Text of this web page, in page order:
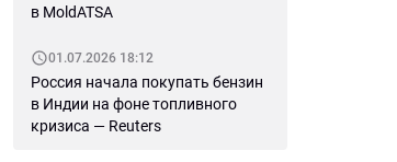
в MoldATSA
01.07.2026 18:12
Россия начала покупать бензин
в Индии на фоне топливного
кризиса — Reuters